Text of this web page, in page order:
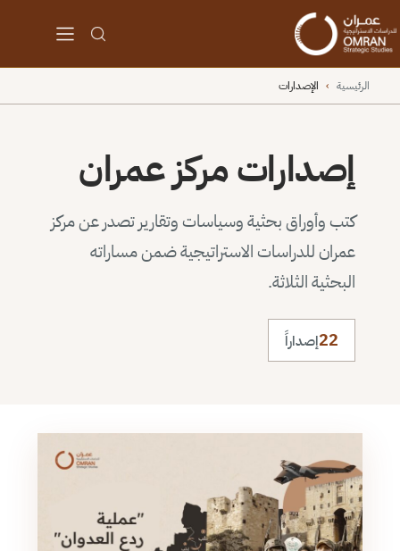
الرئيسية › الإصدارات
إصدارات مركز عمران
كتب وأوراق بحثية وسياسات وتقارير تصدر عن مركز
عمران للدراسات الاستراتيجية ضمن مساراته
البحثية الثلاثة.
22إصداراً